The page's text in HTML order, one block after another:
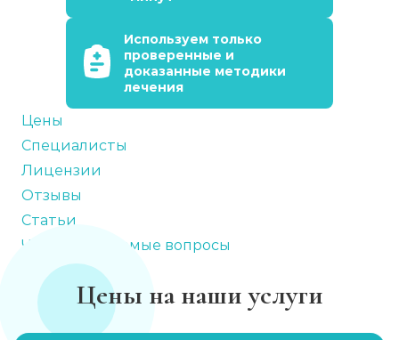
Используем только
проверенные и
доказанные методики
лечения
Цены
Специалисты
Лицензии
Отзывы
Статьи
Часто задаваемые вопросы
Цены на наши услуги